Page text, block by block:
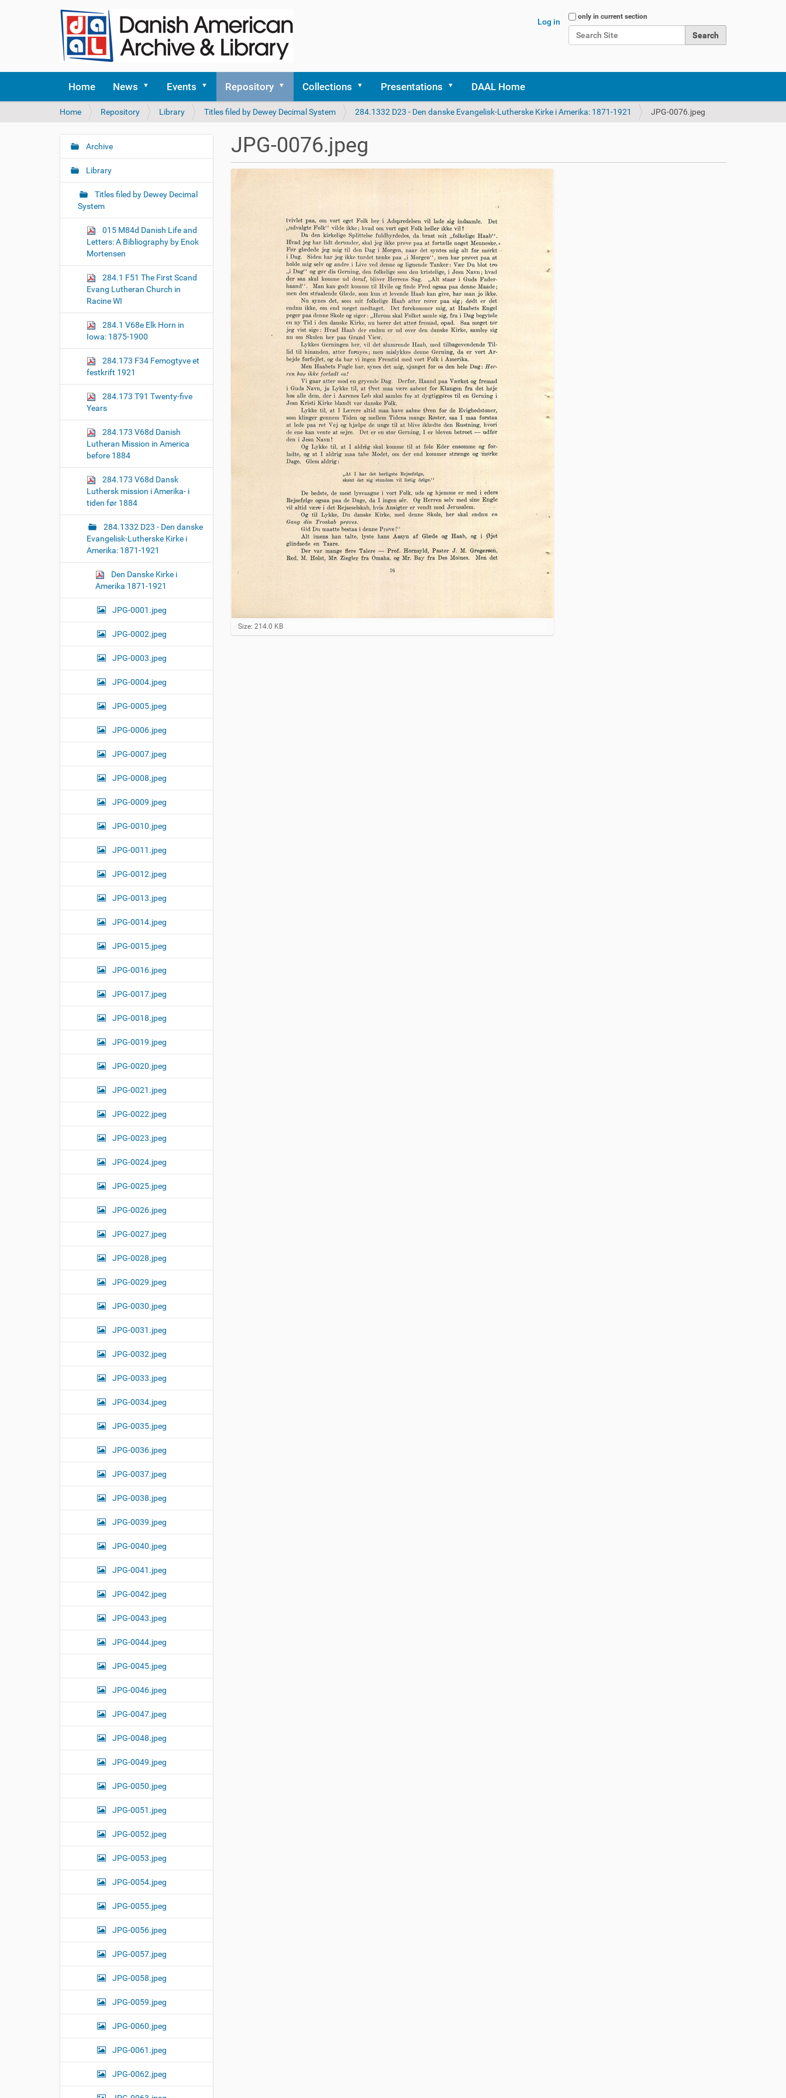
Search Site
only in current section
Log in
Home News Events Repository Collections Presentations DAAL Home
Y
u
r
h
e
Home Repository Library Titles filed by Dewey Decimal System 284.1332 D23 - Den danske Evangelisk-Lutherske Kirke i Amerika: 1871-1921 JPG-0076.jpeg
JPG-0076.jpeg
C
l
Size: 214.0 KB
N
a
o
Archive
Library
Titles filed by Dewey Decimal
System
015 M84d Danish Life and
Letters: A Bibliography by Enok
Mortensen
284.1 F51 The First Scand
Evang Lutheran Church in
Racine WI
284.1 V68e Elk Horn in
Iowa: 1875-1900
284.173 F34 Femogtyve et
festkrift 1921
284.173 T91 Twenty-five
Years
284.173 V68d Danish
Lutheran Mission in America
before 1884
284.173 V68d Dansk
Luthersk mission i Amerika- i
tiden før 1884
284.1332 D23 - Den danske
Evangelisk-Lutherske Kirke i
Amerika: 1871-1921
Den Danske Kirke i
Amerika 1871-1921
JPG-0001.jpeg
JPG-0002.jpeg
JPG-0003.jpeg
JPG-0004.jpeg
JPG-0005.jpeg
JPG-0006.jpeg
JPG-0007.jpeg
JPG-0008.jpeg
JPG-0009.jpeg
JPG-0010.jpeg
JPG-0011.jpeg
JPG-0012.jpeg
JPG-0013.jpeg
JPG-0014.jpeg
JPG-0015.jpeg
JPG-0016.jpeg
JPG-0017.jpeg
JPG-0018.jpeg
JPG-0019.jpeg
JPG-0020.jpeg
JPG-0021.jpeg
JPG-0022.jpeg
JPG-0023.jpeg
JPG-0024.jpeg
JPG-0025.jpeg
JPG-0026.jpeg
JPG-0027.jpeg
JPG-0028.jpeg
JPG-0029.jpeg
JPG-0030.jpeg
JPG-0031.jpeg
JPG-0032.jpeg
JPG-0033.jpeg
JPG-0034.jpeg
JPG-0035.jpeg
JPG-0036.jpeg
JPG-0037.jpeg
JPG-0038.jpeg
JPG-0039.jpeg
JPG-0040.jpeg
JPG-0041.jpeg
JPG-0042.jpeg
JPG-0043.jpeg
JPG-0044.jpeg
JPG-0045.jpeg
JPG-0046.jpeg
JPG-0047.jpeg
JPG-0048.jpeg
JPG-0049.jpeg
JPG-0050.jpeg
JPG-0051.jpeg
JPG-0052.jpeg
JPG-0053.jpeg
JPG-0054.jpeg
JPG-0055.jpeg
JPG-0056.jpeg
JPG-0057.jpeg
JPG-0058.jpeg
JPG-0059.jpeg
JPG-0060.jpeg
JPG-0061.jpeg
JPG-0062.jpeg